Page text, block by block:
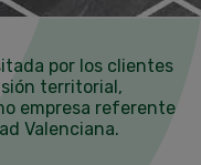
por los clientes
territorial,
empresa referente
Valenciana.